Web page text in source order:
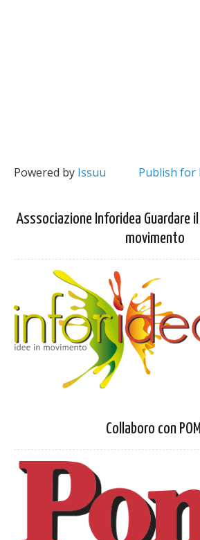
Powered by Issuu Publish for
Asssociazione Inforidea Guardare
movimento
Collaboro con POMÌ